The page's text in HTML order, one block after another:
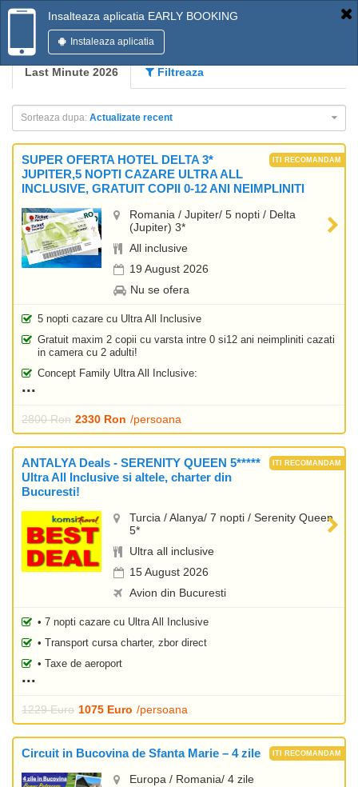
Insalteaza aplicatia EARLY BOOKING
Instaleaza aplicatia
Last Minute 2026 Filtreaza
Sorteaza dupa: Actualizate recent
SUPER OFERTA HOTEL DELTA 3*
JUPITER,5 NOPTI CAZARE ULTRA ALL
INCLUSIVE, GRATUIT COPII 0-12 ANI NEIMPLINITI
Romania / Jupiter/ 5 nopti / Delta
(Jupiter) 3*
All inclusive
19 August 2026
Nu se ofera
5 nopti cazare cu Ultra All Inclusive
Gratuit maxim 2 copii cu varsta intre 0 si12 ani neimpliniti cazati
in camera cu 2 adulti!
Concept Family Ultra All Inclusive:
2800 Ron 2330 Ron /persoana
ANTALYA Deals - SERENITY QUEEN 5*****
Ultra All Inclusive si altele, charter din
Bucuresti!
Turcia / Alanya/ 7 nopti / Serenity Queen
5*
Ultra all inclusive
15 August 2026
Avion din Bucuresti
• 7 nopti cazare cu Ultra All Inclusive
• Transport cursa charter, zbor direct
• Taxe de aeroport
1229 Euro 1075 Euro /persoana
Circuit in Bucovina de Sfanta Marie – 4 zile
Europa / Romania/ 4 zile